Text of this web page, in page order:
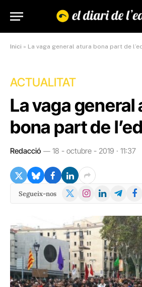
Inici » La vaga general atura bona part de
ACTUALITAT
La vaga general
bona part de
Redacció 18 - octubre - 2019 · 11:37
Segueix-nos
X
Instagram
LinkedInTelegram